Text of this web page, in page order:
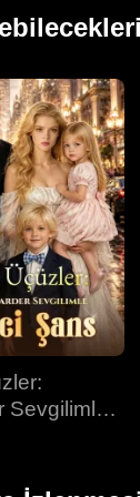
erimeye
Sevgilimle